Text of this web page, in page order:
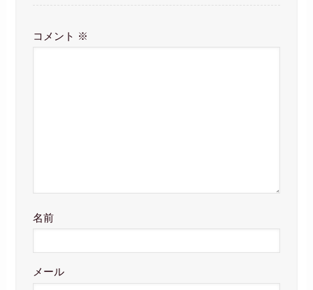
コメント ※
名前
メール